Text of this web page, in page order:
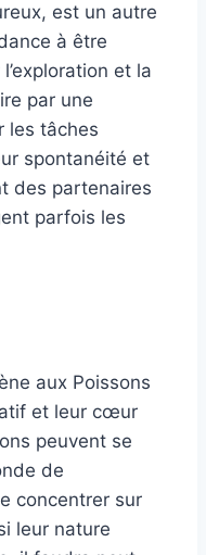
est un autre
à être
et la
par une
les tâches
spontanéité et
des partenaires
parfois les
aux Poissons
et leur cœur
peuvent se
de
concentrer sur
leur nature